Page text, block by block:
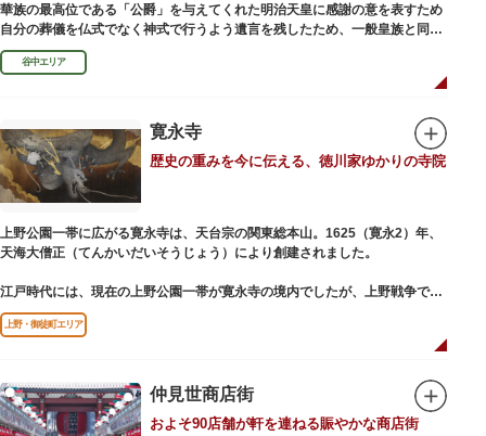
華族の最高位である「公爵」を与えてくれた明治天皇に感謝の意を表すため
自分の葬儀を仏式でなく神式で行うよう遺言を残したため、一般皇族と同じ
ような円墳が建てられました。
谷中エリア
寛永寺
歴史の重みを今に伝える、徳川家ゆかりの寺院
上野公園一帯に広がる寛永寺は、天台宗の関東総本山。1625（寛永2）年、
天海大僧正（てんかいだいそうじょう）により創建されました。
江戸時代には、現在の上野公園一帯が寛永寺の境内でしたが、上野戦争でそ
の多くを焼失。現在は根本中堂をはじめ開山堂（両大師）、不忍池辯天堂、
上野大仏（パゴダ）、輪王殿などの建造物が上野公園とその周辺に点在して
います。戦火を免れた輪王寺門跡御本坊表門、徳川将軍霊廟勅額門など重要
清水観音堂の舞台前に復元された「月の松」は、浮世絵師歌川広重の「名所
江戸百景」にも描かれていることで有名。丸い形の松から不忍池辯天堂を見
下ろす風流な景観は、絶好のフォトスポットとなっています。
上野・御徒町エリア
仲見世商店街
およそ90店舗が軒を連ねる賑やかな商店街